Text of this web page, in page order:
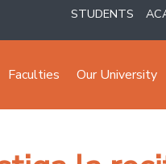
STUDENTS
Faculties Our University